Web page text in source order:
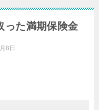
った満期保険金
8日